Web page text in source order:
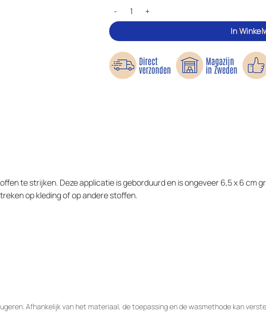
Sam met de rode neus - Applicatie aantal
In
te strijken. Deze applicatie is geborduurd en is ongeveer 6,5 x 6 cm
op kleding of op andere stoffen.
Afhankelijk van het materiaal, de toepassing en de wasmethode kan